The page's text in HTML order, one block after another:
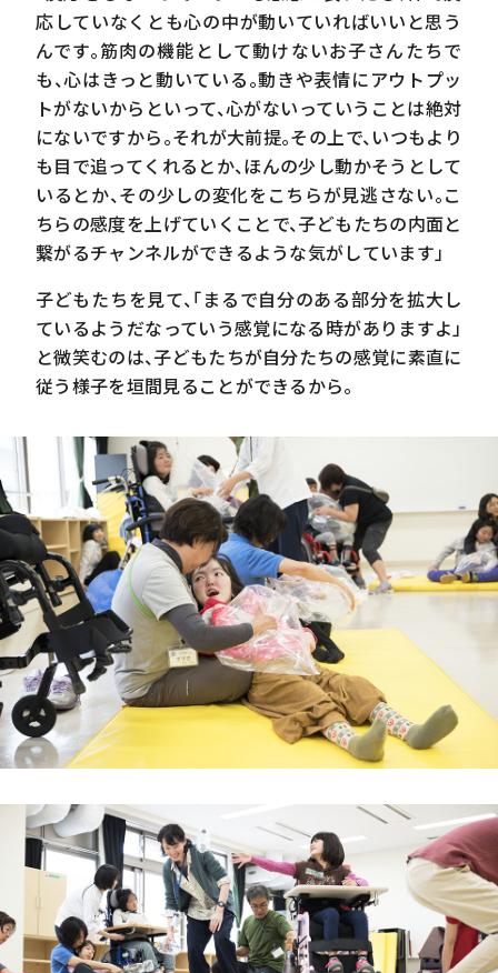
応していなくとも心の中が動いていればいいと思う
んです。筋肉の機能として動けないお子さんたちで
も、心はきっと動いている。動きや表情にアウトプッ
トがないからといって、心がないっていうことは絶対
にないですから。それが大前提。その上で、いつもより
も目で追ってくれるとか、ほんの少し動かそうとして
いるとか、その少しの変化をこちらが見逃さない。こ
ちらの感度を上げていくことで、子どもたちの内面と
繋がるチャンネルができるような気がしています」
子どもたちを見て、「まるで自分のある部分を拡大し
ているようだなっていう感覚になる時がありますよ」
と微笑むのは、子どもたちが自分たちの感覚に素直に
従う様子を垣間見ることができるから。